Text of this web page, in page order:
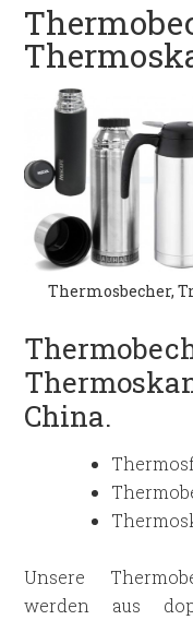
Thermosbecher,
China.
Unsere
werden aus